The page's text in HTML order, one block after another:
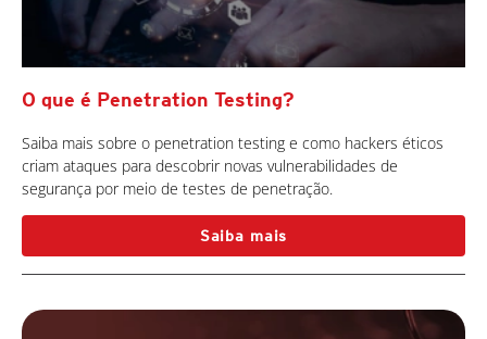
O que é Penetration Testing?
Saiba mais sobre o penetration testing e como hackers éticos
criam ataques para descobrir novas vulnerabilidades de
segurança por meio de testes de penetração.
Saiba mais